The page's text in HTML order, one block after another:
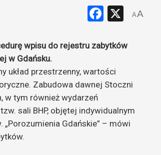
Facebook
X
AA
wpisu do rejestru zabytków
w Gdańsku.
układ przestrzenny, wartości
Zabudowa dawnej Stoczni
w tym również wydarzeń
sali BHP, objętej indywidualnym
Gdańskie” – mówi